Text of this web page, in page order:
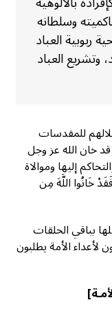
وسلطانه
ربوبية العباد
وتشريع العباد
للمقدسات
خان الله عز وجل
إليها وموالاة
خَانُوا اللَّهَ مِن
بباقي الحلقات
لأعداء الأمة يطلبون
]